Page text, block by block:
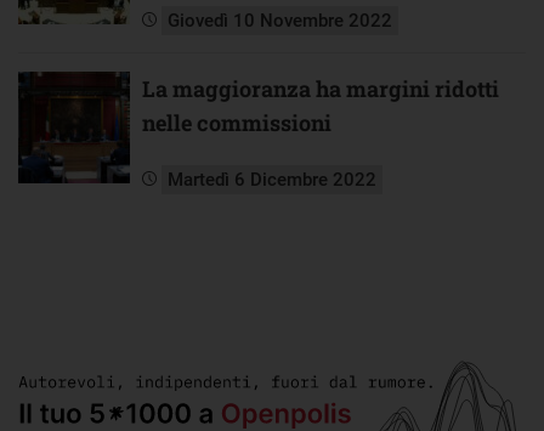
Giovedì 10 Novembre 2022
La maggioranza ha margini ridotti
nelle commissioni
Martedì 6 Dicembre 2022